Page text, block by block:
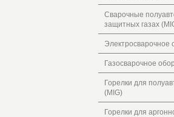
Сварочные
защитных газах
Электросварочное
Газосварочное
Горелки для
(MIG)
Горелки для